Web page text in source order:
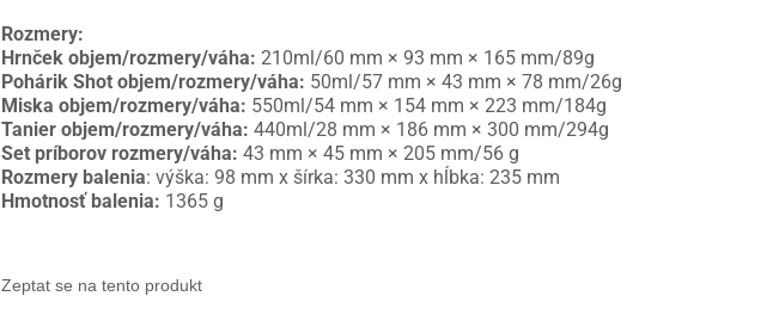
Rozmery:
Hrnček objem/rozmery/váha: 210ml/60 mm × 93 mm × 165 mm/89g
Pohárik Shot objem/rozmery/váha: 50ml/57 mm × 43 mm × 78 mm/26g
Miska objem/rozmery/váha: 550ml/54 mm × 154 mm × 223 mm/184g
Tanier objem/rozmery/váha: 440ml/28 mm × 186 mm × 300 mm/294g
Set príborov rozmery/váha: 43 mm × 45 mm × 205 mm/56 g
Rozmery balenia: výška: 98 mm x šírka: 330 mm x hĺbka: 235 mm
Hmotnosť balenia: 1365 g
Zeptat se na tento produkt